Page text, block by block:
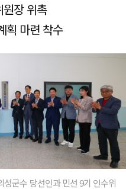
원장 위촉
획 마련 착수
군수 당선인과 민선 9기 인수위